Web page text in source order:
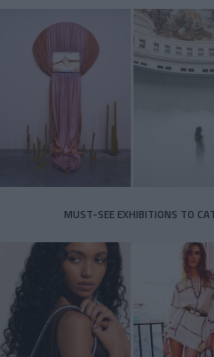
MUST-SEE EXHIBITIONS TO